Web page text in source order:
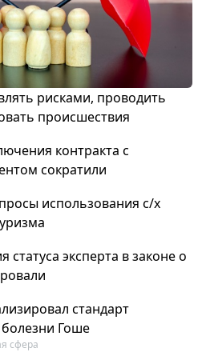
рисками, проводить
происшествия
контракта с
сократили
использования с/х
эксперта в законе о
стандарт
Гоше
сфера